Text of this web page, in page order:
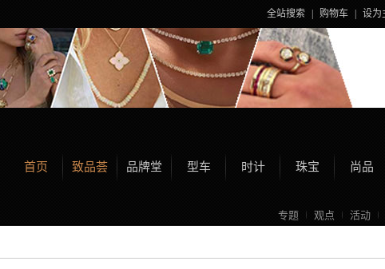
全站搜索 购物车 设为
首页 致品荟 品牌堂 型车 时计 珠宝 尚品
专题 观点 活动